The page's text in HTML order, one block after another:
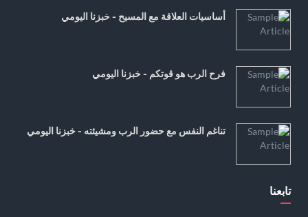
أساسيات العلاقة مع المسيح - خبزنا اليومي
فرح الرب هو قوتكم - خبزنا اليومي
تناغم النفس مع حضور الرب ومشيئته - خبزنا اليومي
تابعنا